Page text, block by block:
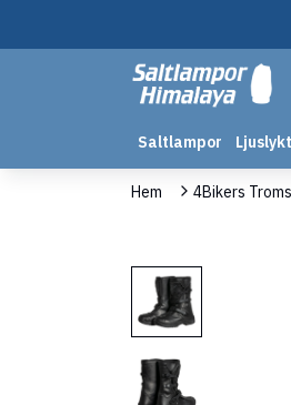
Saltlampor
Hem 4Bikers